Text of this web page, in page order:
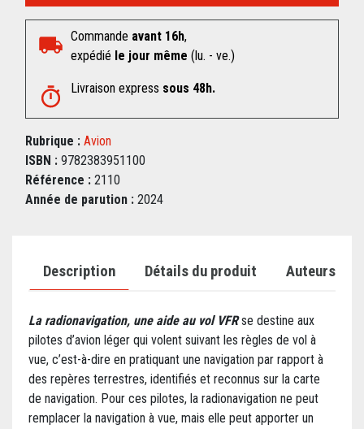
Commande avant 16h,
expédié le jour même (lu. - ve.)
Livraison express sous 48h.
Rubrique : Avion
ISBN : 9782383951100
Référence : 2110
Année de parution : 2024
Description Détails du produit Auteurs
La radionavigation, une aide au vol VFRse destine aux
pilotes d’avion léger qui volent suivant les règles de vol à
vue, c’est-à-dire en pratiquant une navigation par rapport à
des repères terrestres, identifiés et reconnus sur la carte
de navigation. Pour ces pilotes, la radionavigation ne peut
remplacer la navigation à vue, mais elle peut apporter un